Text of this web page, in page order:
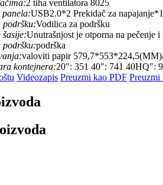
2 tiha ventilatora 8025
USB2.0*2 Prekidač za
podršku:Vodilica za podršku
šasije:Unutrašnjost je otporna na pečenje i
podršku:podrška
valoviti papir
kontejnera:20": 351 40": 741 40HQ":
Videozapis Preuzmi kao PDF Preuzmi